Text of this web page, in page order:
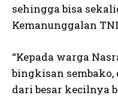
sehingga bisa
Kemanunggalan
“Kepada warga
bingkisan
dari besar kecilnya